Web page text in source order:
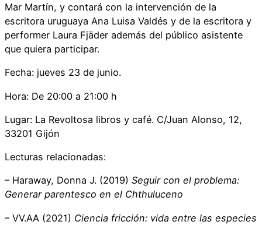
Mar Martín, y contará con la intervención de la
escritora uruguaya Ana Luisa Valdés y de la escritora y
performer Laura Fjäder además del público asistente
que quiera participar.
Fecha: jueves 23 de junio.
Hora: De 20:00 a 21:00 h
Lugar: La Revoltosa libros y café. C/Juan Alonso, 12,
33201 Gijón
Lecturas relacionadas:
– Haraway, Donna J. (2019) Seguir con el problema:
Generar parentesco en el Chthuluceno
– VV.AA (2021) Ciencia fricción: vida entre las especies